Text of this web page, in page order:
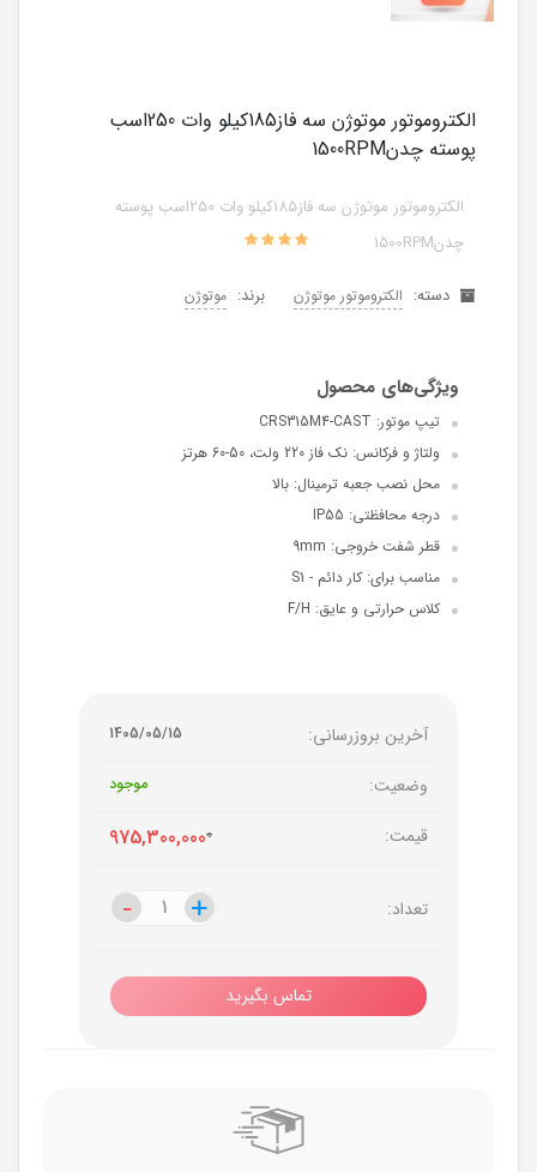
الکتروموتور موتوژن سه فاز185کیلو وات 250اسب
پوسته چدن1500RPM
الکتروموتور موتوژن سه فاز185کیلو وات 250اسب پوسته
چدن1500RPM
دسته: الکتروموتور موتوژن برند: موتوژن
تیپ موتور: CRS315M4-CAST
ولتاژ و فرکانس: نک فاز 220 ولت، 50-60 هرتز
محل نصب جعبه ترمینال: بالا
درجه محافظتی: IP55
قطر شفت خروجی: 9mm
مناسب برای: کار دائم - S1
کلاس حرارتی و عایق: F/H
آخرین بروزرسانی: 1405/05/15
وضعیت: موجود
قیمت: 975,300,0000
تعداد: +
- +
-
تماس بگیرید